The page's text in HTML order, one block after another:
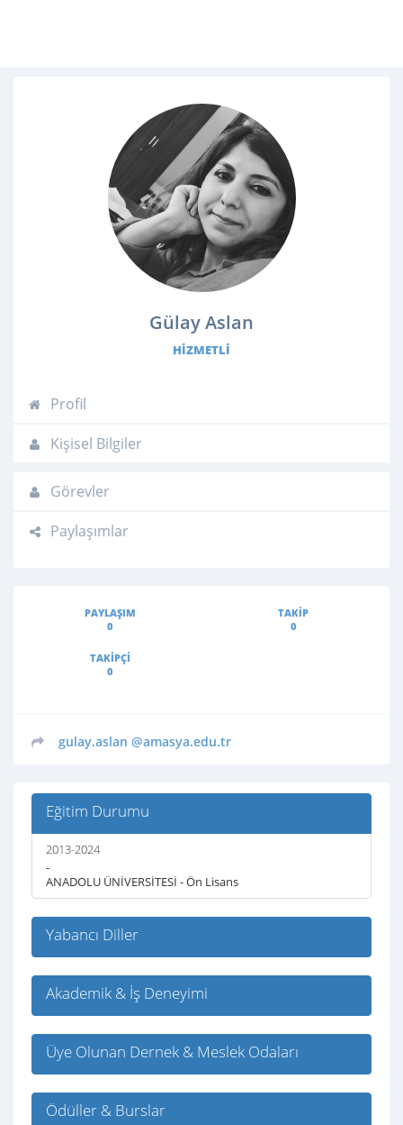
Gülay Aslan
HIZMETLI
Profil
Kişisel Bilgiler
Görevler
Paylaşımlar
PAYLAŞIM
0
TAKIP
0
TAKIPÇI
0
gulay.aslan @amasya.edu.tr
Eğitim Durumu
2013-2024
-
ANADOLU ÜNİVERSİTESİ - Ön Lisans
Yabancı Diller
Akademik & İş Deneyimi
Üye Olunan Dernek & Meslek Odaları
Ödüller & Burslar